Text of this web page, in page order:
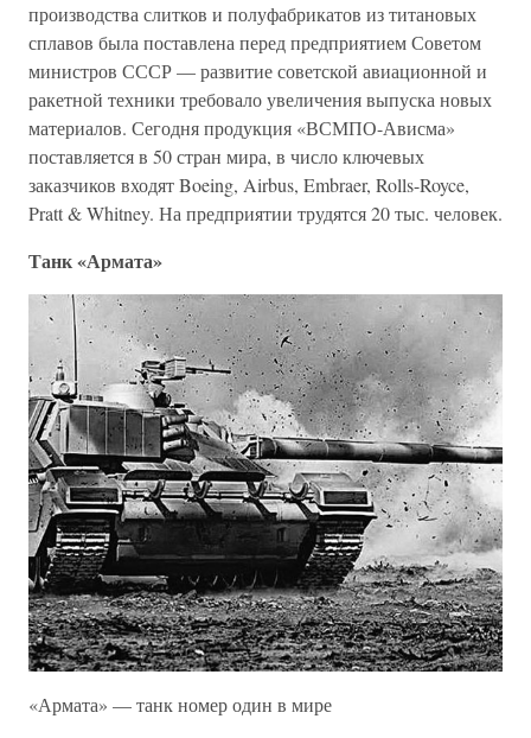
производства слитков и полуфабрикатов из титановых
сплавов была поставлена перед предприятием Советом
министров СССР — развитие советской авиационной и
ракетной техники требовало увеличения выпуска новых
материалов. Сегодня продукция «ВСМПО-Ависма»
поставляется в 50 стран мира, в число ключевых
заказчиков входят Boeing, Airbus, Embraer, Rolls-Royce,
Pratt & Whitney. На предприятии трудятся 20 тыс. человек.
Танк «Армата»
«Армата» — танк номер один в мире